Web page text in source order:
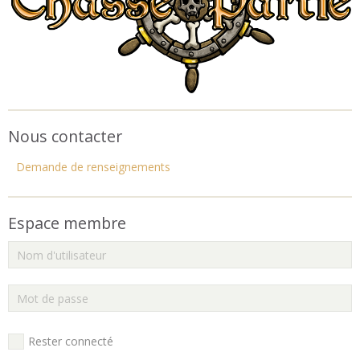
Nous contacter
Demande de renseignements
Espace membre
Rester connecté